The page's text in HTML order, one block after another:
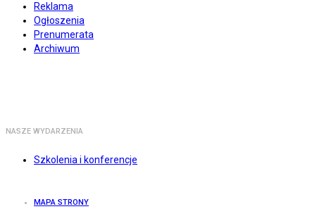
Reklama
Ogłoszenia
Prenumerata
Archiwum
NASZE WYDARZENIA
Szkolenia i konferencje
MAPA STRONY